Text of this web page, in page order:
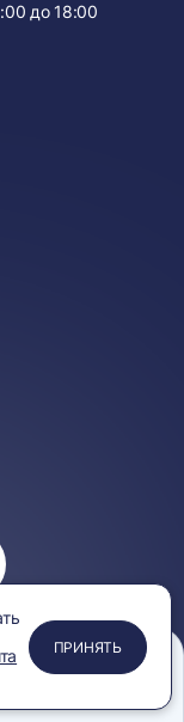
ПРИНЯТЬ
до 18:00
на обработку